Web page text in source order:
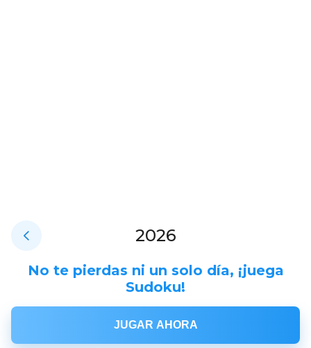
2026
No te pierdas ni un solo día, ¡juega
Sudoku!
JUGAR AHORA